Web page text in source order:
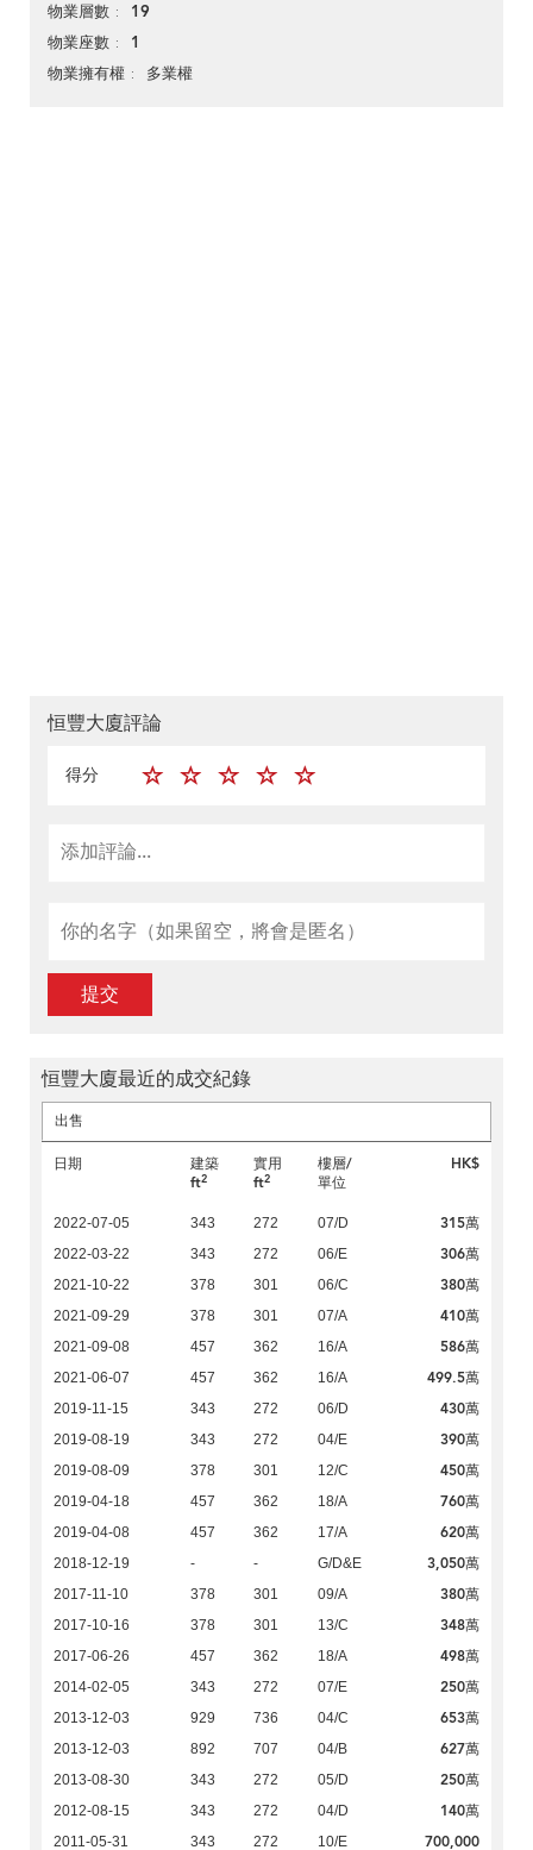
物業層數 19
物業座數 1
物業擁有權 多業權
恒豐大廈評論
得分
提交
恒豐大廈最近的成交紀錄
出售
日期
建築
ft2
實用
ft2
樓層/
單位
HK$
2022-07-05 343 272 07/D 315萬
2022-03-22 343 272 06/E 306萬
2021-10-22 378 301 06/C 380萬
2021-09-29 378 301 07/A 410萬
2021-09-08 457 362 16/A 586萬
2021-06-07 457 362 16/A 499.5萬
2019-11-15 343 272 06/D 430萬
2019-08-19 343 272 04/E 390萬
2019-08-09 378 301 12/C 450萬
2019-04-18 457 362 18/A 760萬
2019-04-08 457 362 17/A 620萬
2018-12-19 - - G/D&E 3,050萬
2017-11-10 378 301 09/A 380萬
2017-10-16 378 301 13/C 348萬
2017-06-26 457 362 18/A 498萬
2014-02-05 343 272 07/E 250萬
2013-12-03 929 736 04/C 653萬
2013-12-03 892 707 04/B 627萬
2013-08-30 343 272 05/D 250萬
2012-08-15 343 272 04/D 140萬
2011-05-31 343 272 10/E 700,000